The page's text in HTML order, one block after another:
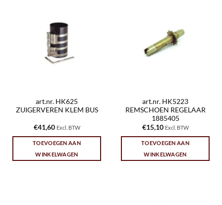
art.nr. HK625
ZUIGERVEREN KLEM BUS
€41,60 Excl. BTW
TOEVOEGEN AAN
WINKELWAGEN
art.nr. HK5223
REMSCHOEN REGELAAR
1885405
€15,10 Excl. BTW
TOEVOEGEN AAN
WINKELWAGEN